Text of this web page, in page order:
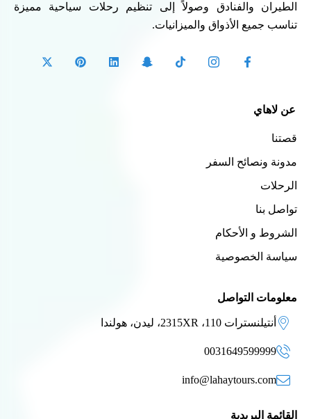
الطيران والفنادق وصولاً إلى تنظيم رحلات سياحية مميزة
تناسب جميع الأذواق والميزانيات.
عن لاهاي
قصتنا
مدونة ونصائح السفر
الرحلات
تواصل بنا
الشروط و الأحكام
سياسة الخصوصية
معلومات التواصل
أنتيلنسترات 110، 2315XR، ليدن، هولندا
0031649599999
info@lahaytours.com
القائمة البريدية